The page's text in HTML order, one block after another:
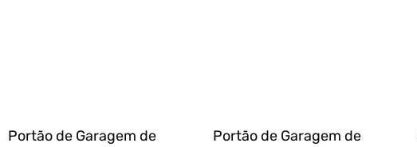
Portão de Garagem de
Portão de Garagem de